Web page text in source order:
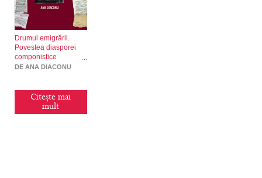
Drumul emigrării.
Povestea diasporei
componistice
românești din Franța,
DE ANA DIACONU
Citește mai
mult